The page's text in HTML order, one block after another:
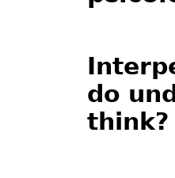
do
think?